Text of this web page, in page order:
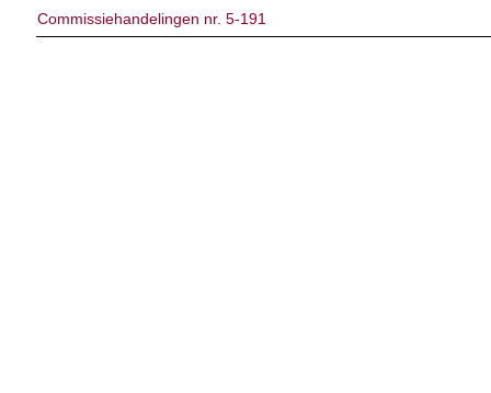
Commissiehandelingen nr. 5-191